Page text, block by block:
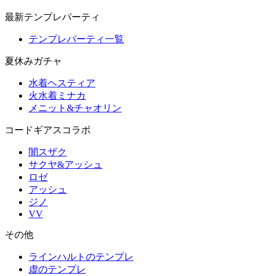
最新テンプレパーティ
テンプレパーティ一覧
夏休みガチャ
水着ヘスティア
火水着ミナカ
メニット&チャオリン
コードギアスコラボ
闇スザク
サクヤ&アッシュ
ロゼ
アッシュ
ジノ
VV
その他
ラインハルトのテンプレ
虚のテンプレ